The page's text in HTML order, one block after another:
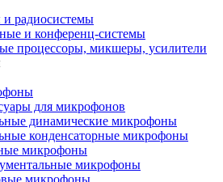
радиосистемы
и конференц-системы
процессоры, микшеры, усилители
для микрофонов
динамические микрофоны
конденсаторные микрофоны
микрофоны
микрофоны
микрофоны